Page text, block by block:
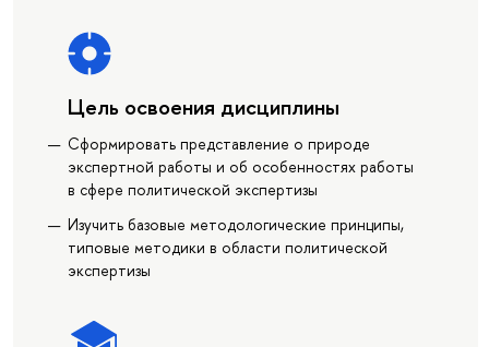
Цель освоения дисциплины
Сформировать представление о природе
экспертной работы и об особенностях работы
в сфере политической экспертизы
Изучить базовые методологические принципы,
типовые методики в области политической
экспертизы